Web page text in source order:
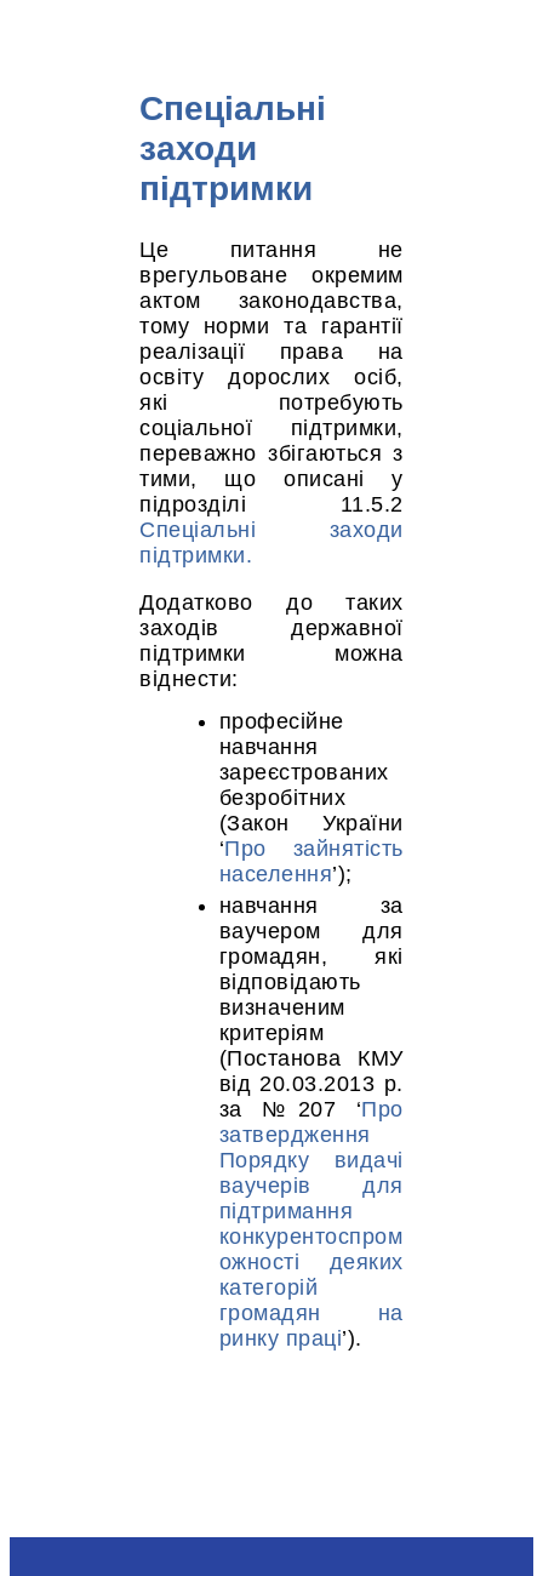
Спеціальні
заходи
підтримки
Це питання не
врегульоване окремим
актом законодавства,
тому норми та гарантії
реалізації права на
освіту дорослих осіб,
які потребують
соціальної підтримки,
переважно збігаються з
тими, що описані у
підрозділі 11.5.2
Спеціальні заходи
підтримки.
Додатково до таких
заходів державної
підтримки можна
віднести:
професійне
навчання
зареєстрованих
безробітних
(Закон України
‘Про зайнятість
населення’);
навчання за
ваучером для
громадян, які
відповідають
визначеним
критеріям
(Постанова КМУ
від 20.03.2013 р.
за №207 ‘Про
затвердження
Порядку видачі
ваучерів для
підтримання
конкурентоспром
ожності деяких
категорій
громадян на
ринку праці’).